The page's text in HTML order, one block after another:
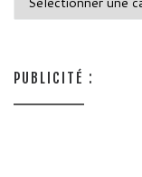
PUBLICITÉ :